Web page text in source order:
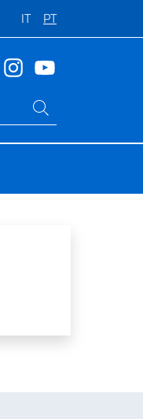
IT PT